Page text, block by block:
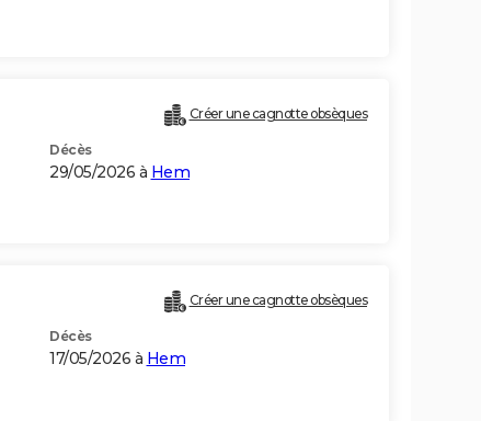
Créer une cagnotte obsèques
Décès
29/05/2026 à Hem
Créer une cagnotte obsèques
Décès
17/05/2026 à Hem